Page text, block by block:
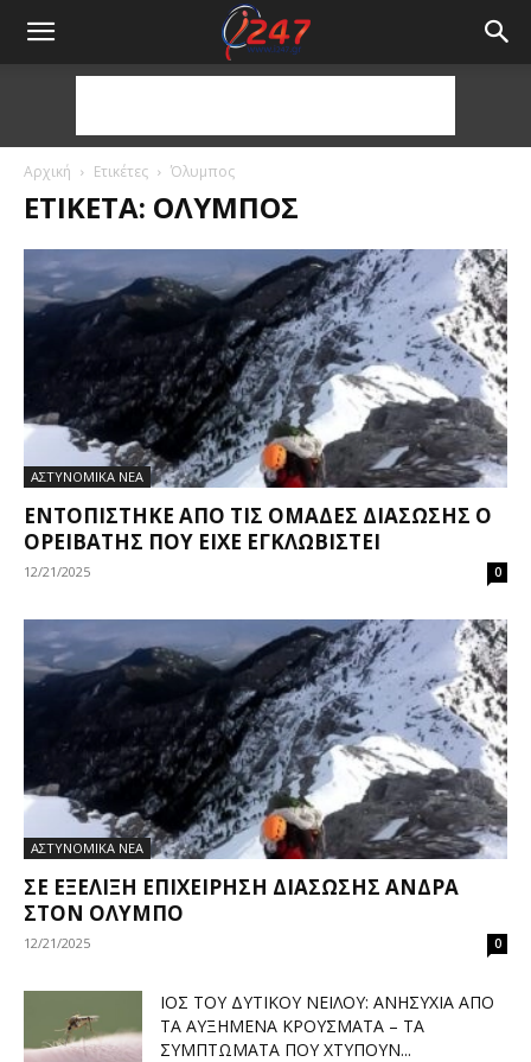
Αρχική Ετικέτες Όλυμπος
ΕΤΙΚΈΤΑ: ΌΛΥΜΠΟΣ
ΑΣΤΥΝΟΜΙΚΑ ΝΕΑ
ΕΝΤΟΠΊΣΤΗΚΕ ΑΠΌ ΤΙΣ ΟΜΆΔΕΣ ΔΙΆΣΩΣΗΣ Ο
ΟΡΕΙΒΆΤΗΣ ΠΟΥ ΕΊΧΕ ΕΓΚΛΩΒΙΣΤΕΊ
12/21/2025 0
ΑΣΤΥΝΟΜΙΚΑ ΝΕΑ
ΣΕ ΕΞΈΛΙΞΗ ΕΠΙΧΕΊΡΗΣΗ ΔΙΆΣΩΣΗΣ ΆΝΔΡΑ
ΣΤΟΝ ΌΛΥΜΠΟ
12/21/2025 0
ΙΌΣ ΤΟΥ ΔΥΤΙΚΟΎ ΝΕΊΛΟΥ: ΑΝΗΣΥΧΊΑ ΑΠΌ
ΤΑ ΑΥΞΗΜΈΝΑ ΚΡΟΎΣΜΑΤΑ – ΤΑ
ΣΥΜΠΤΏΜΑΤΑ ΠΟΥ ΧΤΥΠΟΎΝ...